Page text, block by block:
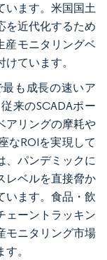
います。米国国土
を近代化するため
産モニタリングベ
ています。
最も成長の速いア
来のSCADAポー
アリングの摩耗や
なROIを実現して
、パンデミックに
レベルを直接脅か
います。食品・飲
ェーントラッキン
モニタリング市場
。